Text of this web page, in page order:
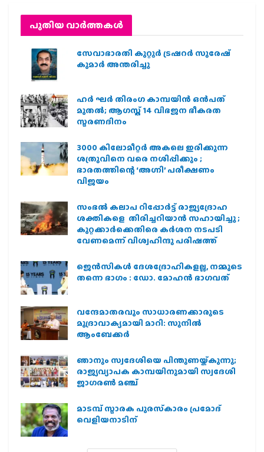
പുതിയ വാര്‍ത്തകള്‍
സേവാഭാരതി കുറ്റൂർ ട്രഷറർ സുരേഷ്
കുമാർ അന്തരിച്ചു
ഹര്‍ ഘര്‍ തിരംഗ കാമ്പയിന്‍ ഒന്‍പത്
മുതല്‍; ആഗസ്ത് 14 വിഭജന ഭീകരത
സ്മരണദിനം
3000 കിലോമീറ്റർ അകലെ ഇരിക്കുന്ന
ശത്രുവിനെ വരെ നശിപ്പിക്കും ;
ഭാരതത്തിന്റെ ‘അഗ്നി’ പരീക്ഷണം
വിജയം
സംഭൽ കലാപ റിപ്പോർട്ട് രാജ്യദ്രോഹ
ശക്തികളെ തിരിച്ചറിയാൻ സഹായിച്ചു ;
കുറ്റക്കാർക്കെതിരെ കർശന നടപടി
വേണമെന്ന് വിശ്വഹിന്ദു പരിഷത്ത്
ജെന്‍സികള്‍ ദേശദ്രോഹികളല്ല, നമ്മുടെ
തന്നെ ഭാഗം : ഡോ. മോഹന്‍ ഭാഗവത്
വന്ദേമാതരവും സാധാരണക്കാരുടെ
മുദ്രാവാക്യമായി മാറി: സുനിൽ
ആംബേക്കർ
ഞാനും സ്വദേശിയെ പിന്തുണയ്ക്കുന്നു;
രാജ്യവ്യാപക കാമ്പയിനുമായി സ്വദേശി
ജാഗരണ്‍ മഞ്ച്
മാടമ്പ് സ്മാരക പുരസ്‌കാരം പ്രമോദ്
വെളിയനാടിന്